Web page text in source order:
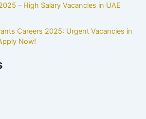
– High Salary Vacancies in UAE
Careers 2025: Urgent Vacancies in
Now!